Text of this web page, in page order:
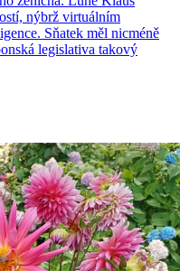
nýbrž virtuálním
Sňatek měl nicméně
legislativa takový